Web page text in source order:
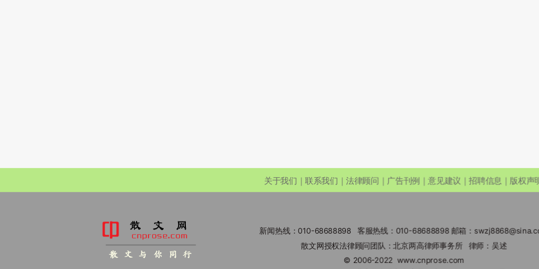
新闻热线：010-68688898 客服热线：010-68688898 邮箱：
散文网授权法律顾问团队：北京两高律师事务所 律师：吴述
© 2006-2022www.cnprose.com
关于我们｜联系我们｜法律顾问｜广告刊例｜意见建议｜招聘信息｜版权声
散 文 与 你 同 行